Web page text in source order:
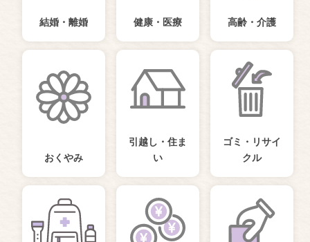
結婚・離婚 健康・医療 高齢・介護
おくやみ
引越し・住ま
い
ゴミ・リサイ
クル